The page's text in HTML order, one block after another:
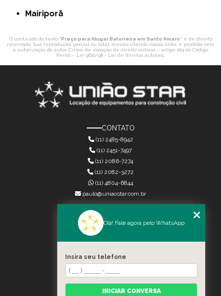
Mairiporã
O conteúdo do texto "Preço para Alugar Batoneira em Santo Amaro" é de direito
reservado. Sua reprodução, parcial ou total, mesmo citando nossos links, é proibida sem
a autorização do autor. Crime de violação de direito autoral – artigo 184 do Código
Penal – Lei 9610/98 - Lei de direitos autorais
CONTATO
(11) 2485-8942
(11) 2451-7497
(11) 2086-7274
(11) 4804-6844
(11) 2082-3272
paulo@uniaostar.com.br
MENU
QUEM SOMOS
SERVIÇOS
CONTATO
CATEGORIAS
MAPA DO SITE
Olá! Fale agora pelo WhatsApp
Insira seu telefone
INICIAR CONVERSA